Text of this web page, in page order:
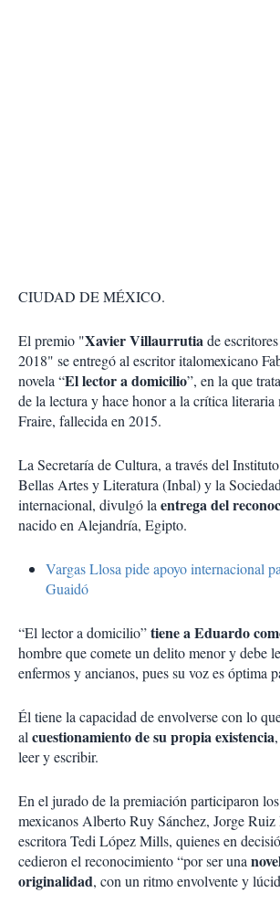
CIUDAD DE MÉXICO.
El premio "Xavier Villaurrutiade
2018" se entregó al escritor italomexicano
novela “El lector a domicilio”, en la que
de la lectura y hace honor a la crítica literaria
Fraire, fallecida en 2015.
La Secretaría de Cultura, a través del
Bellas Artes y Literatura (Inbal) y la
internacional, divulgó laentrega del
nacido en Alejandría, Egipto.
Vargas Llosa pide apoyo internacional
Guaidó
“El lector a domicilio”tiene a Eduardo
hombre que comete un delito menor y debe
enfermos y ancianos, pues su voz es óptima
Él tiene la capacidad de envolverse con lo
alcuestionamiento de su propia existencia
leer y escribir.
En el jurado de la premiación participaron
mexicanos Alberto Ruy Sánchez, Jorge
escritora Tedi López Mills, quienes en
cedieron el reconocimiento “por ser una
originalidad, con un ritmo envolvente y